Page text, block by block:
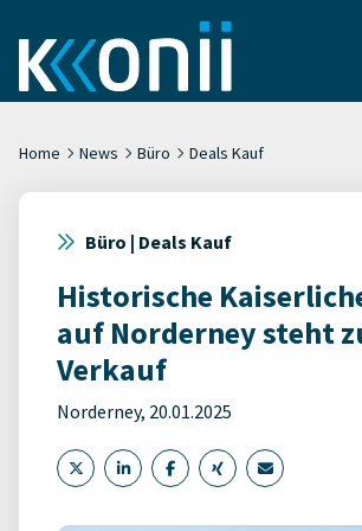
Home News Büro Deals Kauf
Büro | Deals Kauf
Historische
auf Norderney steht
Verkauf
Norderney, 20.01.2025